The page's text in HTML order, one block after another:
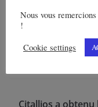
Egis, membre du
Citallios a obtenu
Nous vous
!
Cookie settings